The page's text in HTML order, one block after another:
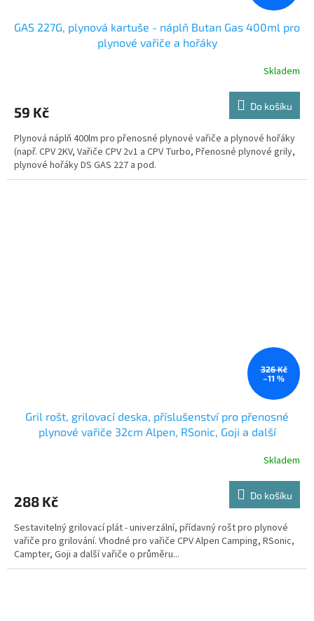
GAS 227G, plynová kartuše - náplň Butan Gas 400ml pro
plynové vařiče a hořáky
Skladem
59 Kč Do košíku
Plynová náplň 400lm pro přenosné plynové vařiče a plynové hořáky
(např. CPV 2KV, Vařiče CPV 2v1 a CPV Turbo, Přenosné plynové grily,
plynové hořáky DS GAS 227 a pod.
326 Kč
–11 %
Gril rošt, grilovací deska, příslušenství pro přenosné
plynové vařiče 32cm Alpen, RSonic, Goji a další
Skladem
288 Kč Do košíku
Sestavitelný grilovací plát - univerzální, přídavný rošt pro plynové
vařiče pro grilování. Vhodné pro vařiče CPV Alpen Camping, RSonic,
Campter, Goji a další vařiče o průměru...